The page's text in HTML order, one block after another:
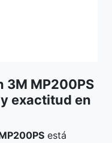
3M MP200PS
exactitud en
está